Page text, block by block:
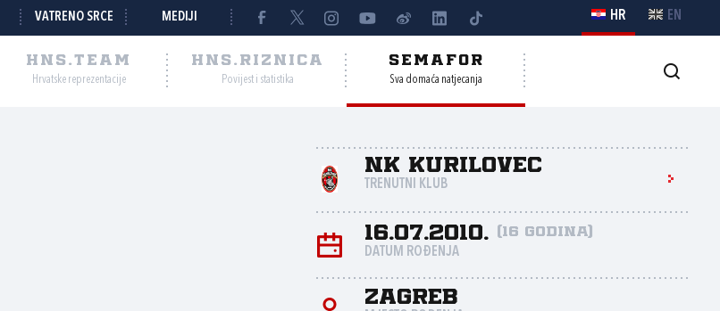
VATRENO SRCE MEDIJI HR EN
HNS.TEAM
Hrvatske reprezentacije
HNS.RIZNICA
Povijest i statistika
SEMAFOR
Sva domaća natjecanja
NK Kurilovec
TRENUTNI KLUB
16.07.2010. (16 godina)
DATUM ROĐENJA
Zagreb